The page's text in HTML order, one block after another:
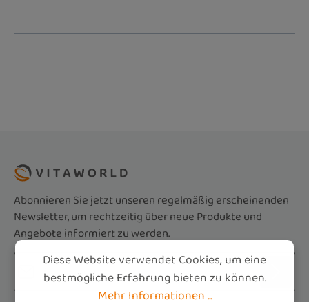
Abonnieren Sie jetzt unseren regelmäßig erscheinenden
Newsletter, um rechtzeitig über neue Produkte und
Angebote informiert zu werden.
E-Mail-Adresse*
Diese Website verwendet Cookies, um eine
bestmögliche Erfahrung bieten zu können.
Mehr Informationen ...